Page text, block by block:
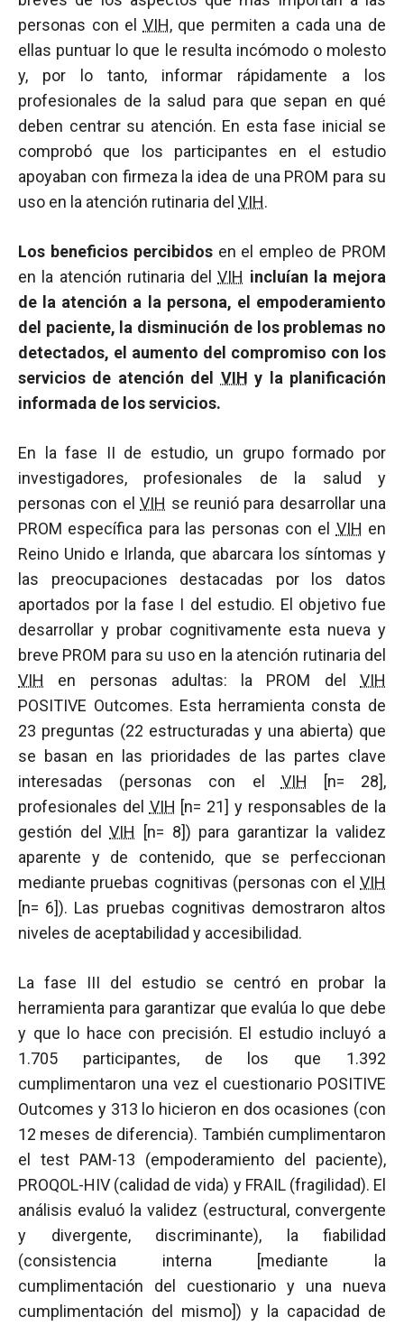
personas con el VIH, que permiten a cada una de
ellas puntuar lo que le resulta incómodo o molesto
y, por lo tanto, informar rápidamente a los
profesionales de la salud para que sepan en qué
deben centrar su atención. En esta fase inicial se
comprobó que los participantes en el estudio
apoyaban con firmeza la idea de una PROM para su
uso en la atención rutinaria del VIH.
Los beneficios percibidos en el empleo de PROM
en la atención rutinaria delVIH incluían la mejora
de la atención a la persona, el empoderamiento
del paciente, la disminución de los problemas no
detectados, el aumento del compromiso con los
servicios de atención del VIH y la planificación
informada de los servicios.
En la fase II de estudio, un grupo formado por
investigadores, profesionales de la salud y
personas con elVIH se reunió para desarrollar una
PROM específica para las personas con el VIH en
Reino Unido e Irlanda, que abarcara los síntomas y
las preocupaciones destacadas por los datos
aportados por la fase I del estudio. El objetivo fue
desarrollar y probar cognitivamente esta nueva y
breve PROM para su uso en la atención rutinaria del
VIH en personas adultas: la PROM del VIH
POSITIVE Outcomes. Esta herramienta consta de
23 preguntas (22 estructuradas y una abierta) que
se basan en las prioridades de las partes clave
interesadas (personas con el VIH [n= 28],
profesionales del VIH [n= 21] y responsables de la
gestión delVIH
[n= 8]) para garantizar la validez
aparente y de contenido, que se perfeccionan
mediante pruebas cognitivas (personas con el VIH
[n= 6]). Las pruebas cognitivas demostraron altos
niveles de aceptabilidad y accesibilidad.
La fase III del estudio se centró en probar la
herramienta para garantizar que evalúa lo que debe
y que lo hace con precisión. El estudio incluyó a
1.705 participantes, de los que 1.392
cumplimentaron una vez el cuestionario POSITIVE
Outcomes y 313 lo hicieron en dos ocasiones (con
12 meses de diferencia). También cumplimentaron
el test PAM-13 (empoderamiento del paciente),
PROQOL-HIV (calidad de vida) y FRAIL (fragilidad). El
análisis evaluó la validez (estructural, convergente
y divergente, discriminante), la fiabilidad
(consistencia interna [mediante la
cumplimentación del cuestionario y una nueva
cumplimentación del mismo]) y la capacidad de